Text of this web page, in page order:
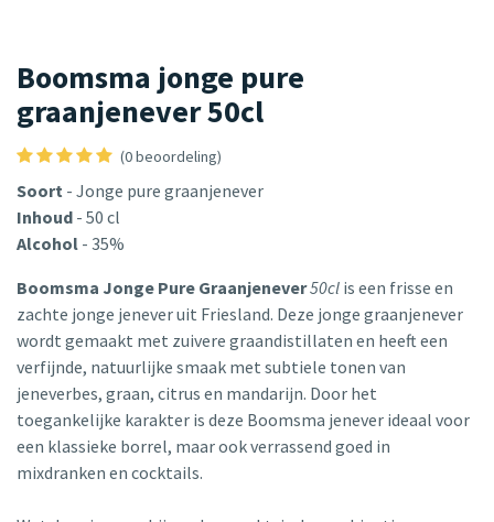
Boomsma jonge pure
graanjenever 50cl
(0 beoordeling)
Soort - Jonge pure graanjenever
Inhoud - 50 cl
Alcohol - 35%
Boomsma Jonge Pure Graanjenever50cl is een frisse en
zachte jonge jenever uit Friesland. Deze jonge graanjenever
wordt gemaakt met zuivere graandistillaten en heeft een
verfijnde, natuurlijke smaak met subtiele tonen van
jeneverbes, graan, citrus en mandarijn. Door het
toegankelijke karakter is deze Boomsma jenever ideaal voor
een klassieke borrel, maar ook verrassend goed in
mixdranken en cocktails.